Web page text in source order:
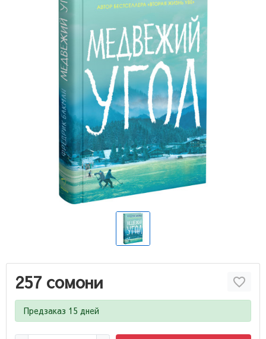
257 сомони
Предзаказ 15 дней